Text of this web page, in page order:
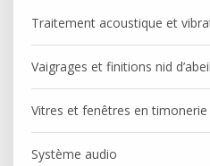
Traitement acoustique et
Vaigrages et finitions nid
Vitres et fenêtres en timonerie
Système audio